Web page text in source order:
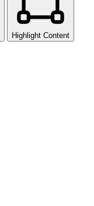
Highlight Content